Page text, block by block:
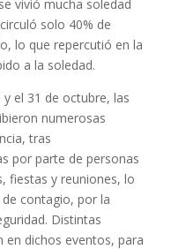
vivió mucha soledad
solo 40% de
lo que repercutió en la
a la soledad.
el 31 de octubre, las
numerosas
tras
por parte de personas
fiestas y reuniones, lo
contagio, por la
Distintas
en dichos eventos, para